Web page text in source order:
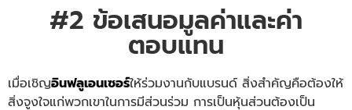
#2 ข้อเสนอมูลค่าและค่า
ตอบแทน
เมื่อเชิญอินฟลูเอนเซอร์ให้ร่วมงานกับแบรนด์ สิ่งสำคัญคือต้องให้
สิ่งจูงใจแก่พวกเขาในการมีส่วนร่วม การเป็นหุ้นส่วนต้องเป็น